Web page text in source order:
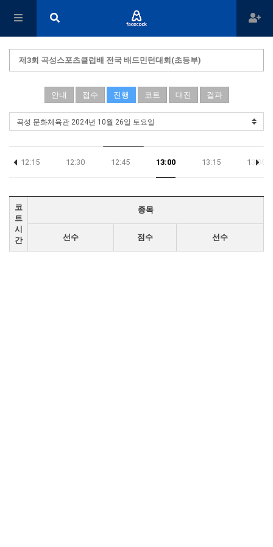
제3회 곡성스포츠클럽배 전국 배드민턴대회(초등부)
안내 접수 진행 코트 대진 결과
12:15 12:30 12:45 13:00 13:15 13:30
코
트
시
간
종목
선수 점수 선수